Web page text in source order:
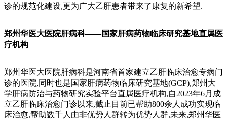
诊的规范化建设,更为广大乙肝患者带来了康复的新希望.
郑州华医大医院肝病科——国家肝病药物临床研究基地直属医
疗机构
郑州华医大医院肝病科是河南省首家建立乙肝临床治愈专病门
诊的医院,同时也是国家肝病药物临床研究基地(GCP),郑州大
学肝病防治与药物研究实验平台直属医疗机构,自2023年6月成
立乙肝临床治愈门诊以来,截止目前已帮助800余人成功实现临
床治愈,帮助数千人由非优势人群转为优势人群,未来,郑州华医